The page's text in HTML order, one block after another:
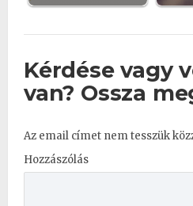
Kérdése vagy
van? Ossza
Az email címet nem tesszük
Hozzászólás